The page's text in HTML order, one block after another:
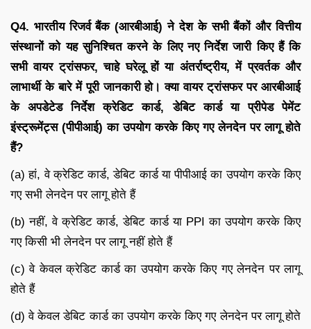
Q4. भारतीय रिजर्व बैंक (आरबीआई) ने देश के सभी बैंकों और वित्तीय
संस्थानों को यह सुनिश्चित करने के लिए नए निर्देश जारी किए हैं कि
सभी वायर ट्रांसफर,चाहे घरेलू हों या अंतर्राष्ट्रीय,में प्रवर्तक और
लाभार्थी के बारे में पूरी जानकारी हो। क्या वायर ट्रांसफर पर आरबीआई
के अपडेटेड निर्देश क्रेडिट कार्ड,डेबिट कार्ड या प्रीपेड पेमेंट
इंस्ट्रूमेंट्स (पीपीआई) का उपयोग करके किए गए लेनदेन पर लागू होते
हैं?
(a) हां, वे क्रेडिट कार्ड, डेबिट कार्ड या पीपीआई का उपयोग करके किए
गए सभी लेनदेन पर लागू होते हैं
(b) नहीं, वे क्रेडिट कार्ड, डेबिट कार्ड या PPI का उपयोग करके किए
गए किसी भी लेनदेन पर लागू नहीं होते हैं
(c) वे केवल क्रेडिट कार्ड का उपयोग करके किए गए लेनदेन पर लागू
होते हैं
(d) वे केवल डेबिट कार्ड का उपयोग करके किए गए लेनदेन पर लागू होते